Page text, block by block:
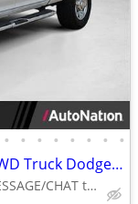
• • • • • • • •
2019 Ram 2500 Big Horn Diesel 4x4 4WD Truck Dodge Crew cab AUTONATION
Call (844) 335-2481 or MESSAGE/CHAT to confirm availability